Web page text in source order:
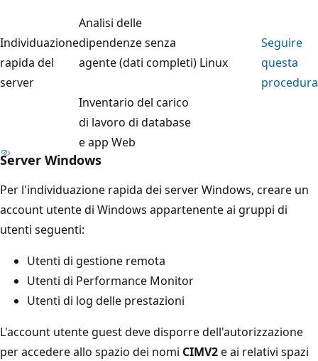
Individuazione
rapida del
server
Analisi delle
dipendenze senza
agente (dati completi)
Inventario del carico
di lavoro di database
e app Web
Linux
Seguire
questa
procedura
Server Windows
Per l'individuazione rapida dei server Windows, creare un
account utente di Windows appartenente ai gruppi di
utenti seguenti:
Utenti di gestione remota
Utenti di Performance Monitor
Utenti di log delle prestazioni
L'account utente guest deve disporre dell'autorizzazione
per accedere allo spazio dei nomi CIMV2e ai relativi spazi